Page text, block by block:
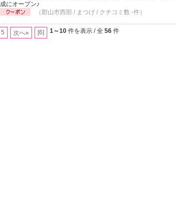
成にオープン♪
（郡山市西部 / まつげ / クチコミ数 -件）
5 次へ» [6] 1～10 件を表示 / 全 56 件